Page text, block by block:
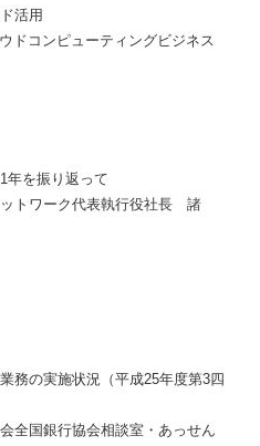
活用
ドコンピューティングビジネス
年を振り返って
トワーク代表執行役社長 諸
務の実施状況（平成25年度第3四
全国銀行協会相談室・あっせん